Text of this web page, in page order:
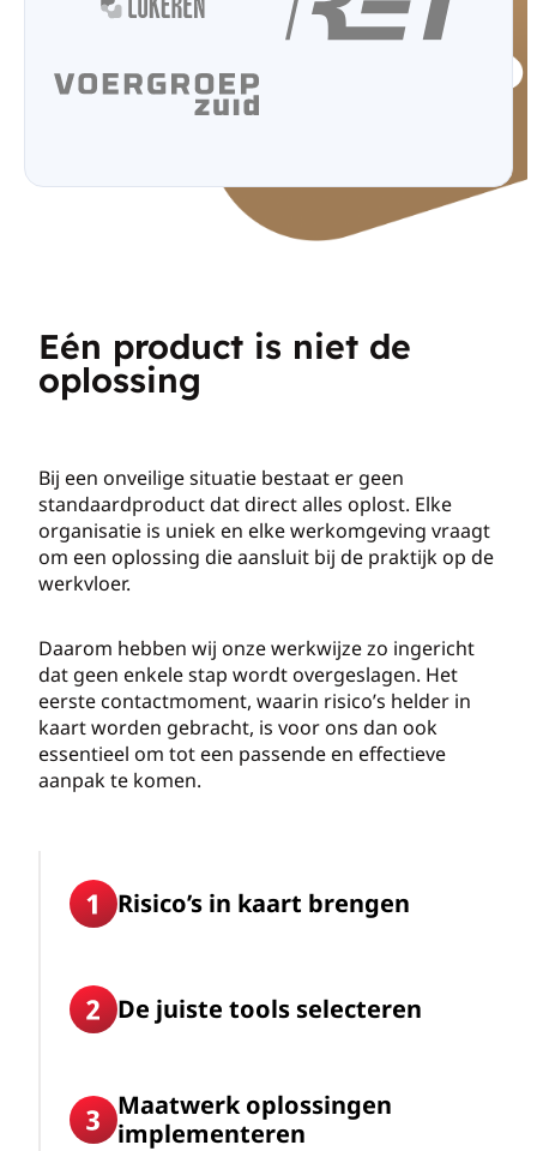
Eén product is niet de
oplossing
Bij een onveilige situatie bestaat er geen
standaardproduct dat direct alles oplost. Elke
organisatie is uniek en elke werkomgeving vraagt
om een oplossing die aansluit bij de praktijk op de
werkvloer.
Daarom hebben wij onze werkwijze zo ingericht
dat geen enkele stap wordt overgeslagen. Het
eerste contactmoment, waarin risico’s helder in
kaart worden gebracht, is voor ons dan ook
essentieel om tot een passende en effectieve
aanpak te komen.
Risico’s in kaart brengen
De juiste tools selecteren
Maatwerk oplossingen
implementeren